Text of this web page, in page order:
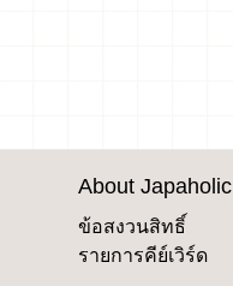
About Japaholic
ข้อสงวนสิทธิ์
รายการคีย์เวิร์ด